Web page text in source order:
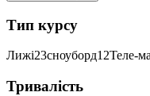
Тип курсу
Лижі23сноуборд12Теле-
Тривалість